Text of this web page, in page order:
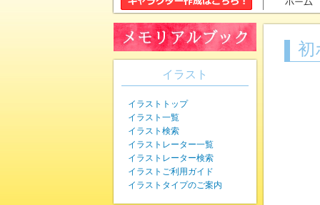
初
イラスト
イラストトップ
イラスト一覧
イラスト検索
イラストレーター一覧
イラストレーター検索
イラストご利用ガイド
イラストタイプのご案内